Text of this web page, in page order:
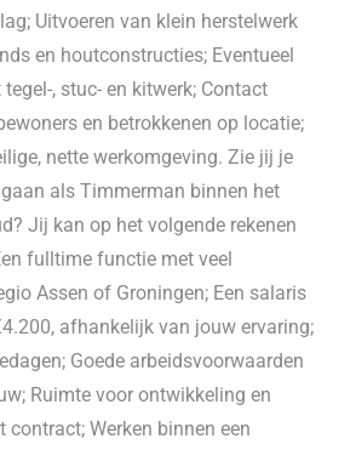
Uitvoeren van klein herstelwerk
en houtconstructies; Eventueel
, stuc- en kitwerk; Contact
en betrokkenen op locatie;
nette werkomgeving. Zie jij je
als Timmerman binnen het
Jij kan op het volgende rekenen
fulltime functie met veel
Assen of Groningen; Een salaris
afhankelijk van jouw ervaring;
Goede arbeidsvoorwaarden
Ruimte voor ontwikkeling en
contract; Werken binnen een